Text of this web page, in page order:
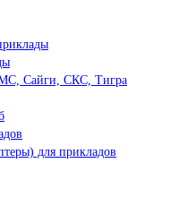
Сайги, СКС, Тигра
для прикладов